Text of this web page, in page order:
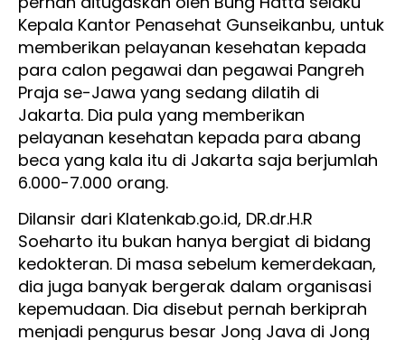
Kepala Kantor Penasehat Gunseikanbu, untuk
memberikan pelayanan kesehatan kepada
para calon pegawai dan pegawai Pangreh
Praja se-Jawa yang sedang dilatih di
Jakarta. Dia pula yang memberikan
pelayanan kesehatan kepada para abang
beca yang kala itu di Jakarta saja berjumlah
6.000-7.000 orang.
Dilansir dari Klatenkab.go.id, DR.dr.H.R
Soeharto itu bukan hanya bergiat di bidang
kedokteran. Di masa sebelum kemerdekaan,
dia juga banyak bergerak dalam organisasi
kepemudaan. Dia disebut pernah berkiprah
menjadi pengurus besar Jong Java di Jong